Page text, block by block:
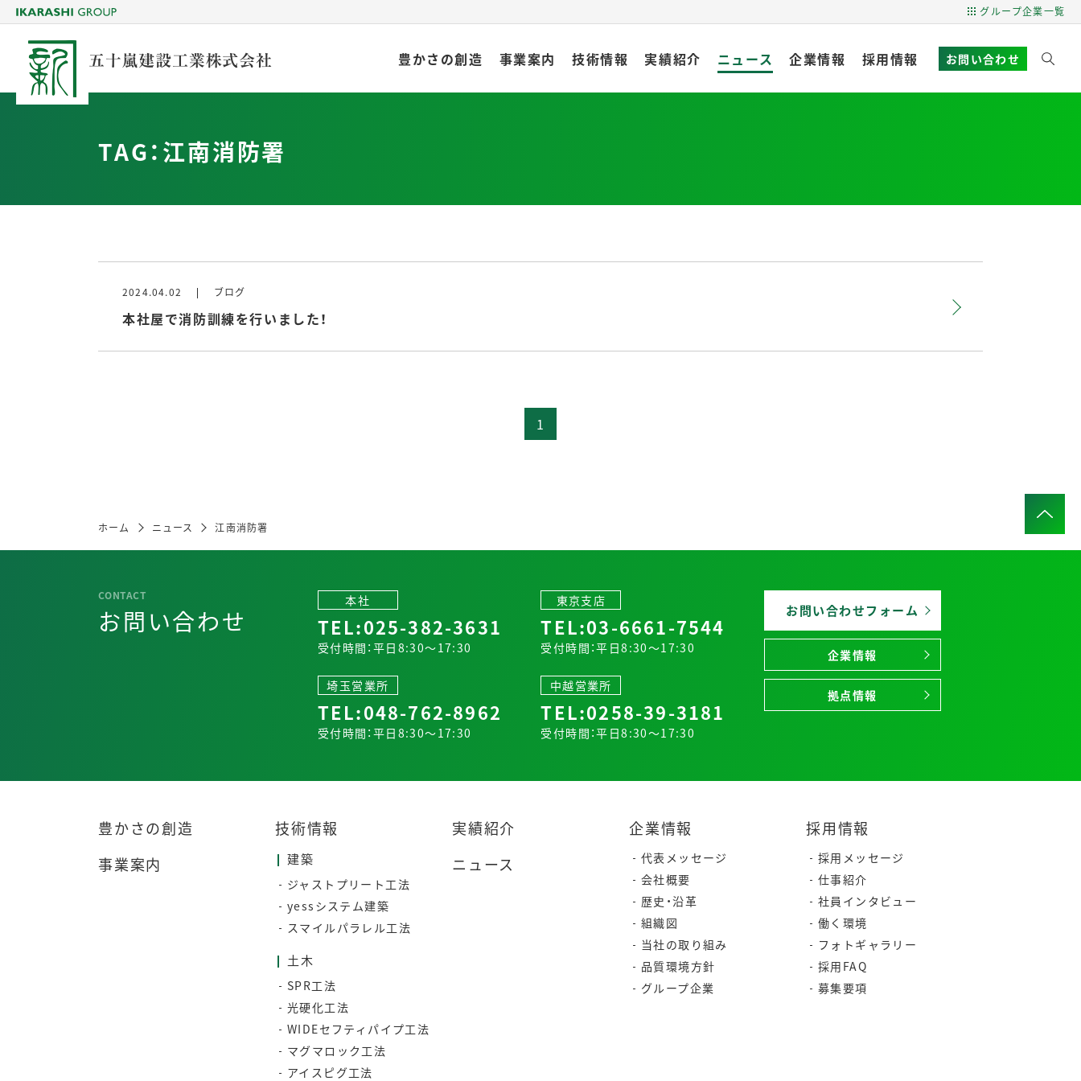
グループ企業一覧
豊かさの創造 事業案内 技術情報 実績紹介 ニュース 企業情報 採用情報 お問い合わせ
TAG：江南消防署
2024.04.02 ブログ
本社屋で消防訓練を行いました！
1
ホーム ニュース 江南消防署
お問い合わせ
本社
TEL:025-382-3631
受付時間：平日8:30～17:30
東京支店
TEL:03-6661-7544
受付時間：平日8:30～17:30
埼玉営業所
TEL:048-762-8962
受付時間：平日8:30～17:30
中越営業所
TEL:0258-39-3181
受付時間：平日8:30～17:30
お問い合わせフォーム
企業情報
拠点情報
豊かさの創造
事業案内
技術情報
建築
ジャストプリート工法
yessシステム建築
スマイルパラレル工法
土木
SPR工法
光硬化工法
WIDEセフティパイプ工法
マグマロック工法
アイスピグ工法
実績紹介
ニュース
企業情報
代表メッセージ
会社概要
歴史・沿革
組織図
当社の取り組み
品質環境方針
グループ企業
採用情報
採用メッセージ
仕事紹介
社員インタビュー
働く環境
フォトギャラリー
採用FAQ
募集要項